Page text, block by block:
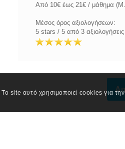
Από 10€ έως 21€ / μάθημα
Μέσος όρος αξιολογήσεων:
5 stars / 5 από 3 αξιολογήσεις
Το site αυτό χρησιμοποιεί cookies για